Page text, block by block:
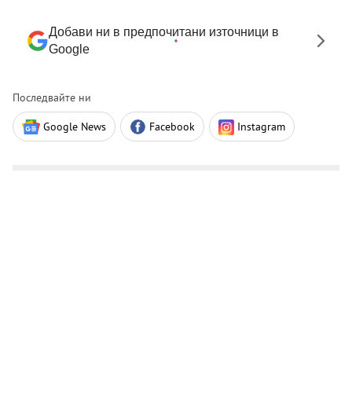
Добави ни в предпочитани източници в
Google
Последвайте ни
Google News Facebook Instagram